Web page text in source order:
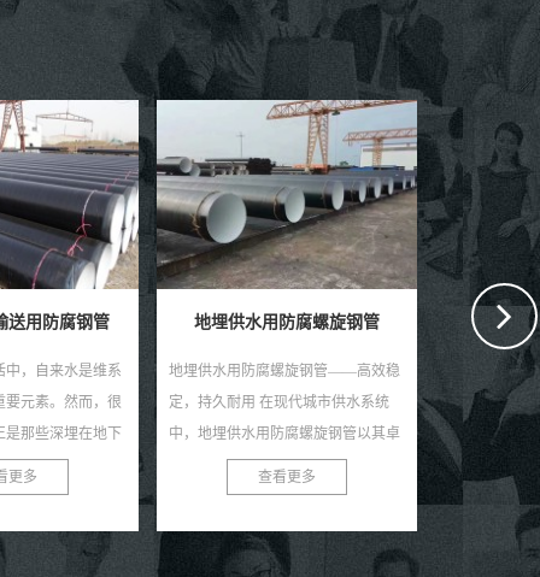
腐螺旋钢管
旋钢管——高效稳
代城市供水系统
腐螺旋钢管以其卓
质，赢得了广大
管道不...
更多
城市供水用螺旋钢管
城市供水用螺旋钢管：现代供水的坚
固支柱 在现代城市的快速发展中，供
水系统的稳定与安全至关重要。螺旋
钢管，作为一种优质的管道材料，正
逐渐成为城市供水系...
查看更多
供水
供水用螺旋
信赖之选 在
稳定、耐用
供水用螺旋
势，成为现